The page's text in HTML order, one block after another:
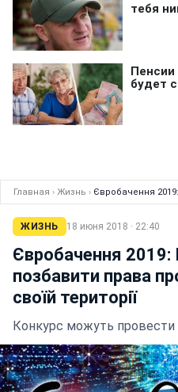
Главная › Жизнь › Євробачення
ЖИЗНЬ 18 июня 2018 · 22:40
Євробачення 2019:
позбавити права
своїй території
Конкурс можуть провести